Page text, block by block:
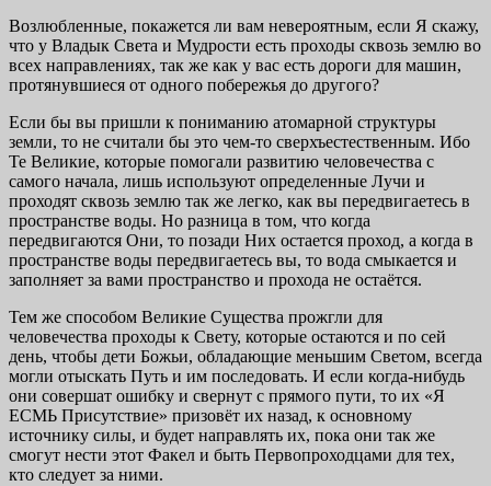
Возлюбленные, покажется ли вам невероятным, если Я скажу,
что у Владык Света и Мудрости есть проходы сквозь землю во
всех направлениях, так же как у вас есть дороги для машин,
протянувшиеся от одного побережья до другого?
Если бы вы пришли к пониманию атомарной структуры
земли, то не считали бы это чем-то сверхъестественным. Ибо
Те Великие, которые помогали развитию человечества с
самого начала, лишь используют определенные Лучи и
проходят сквозь землю так же легко, как вы передвигаетесь в
пространстве воды. Но разница в том, что когда
передвигаются Они, то позади Них остается проход, а когда в
пространстве воды передвигаетесь вы, то вода смыкается и
заполняет за вами пространство и прохода не остаётся.
Тем же способом Великие Существа прожгли для
человечества проходы к Свету, которые остаются и по сей
день, чтобы дети Божьи, обладающие меньшим Светом, всегда
могли отыскать Путь и им последовать. И если когда-нибудь
они совершат ошибку и свернут с прямого пути, то их «Я
ЕСМЬ Присутствие» призовёт их назад, к основному
источнику силы, и будет направлять их, пока они так же
смогут нести этот Факел и быть Первопроходцами для тех,
кто следует за ними.